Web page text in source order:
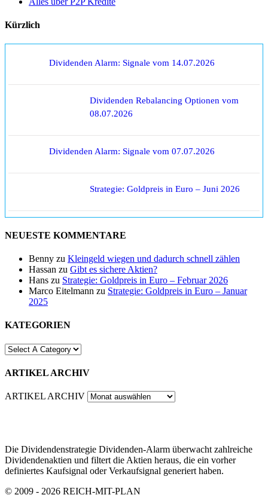
Kürzlich
Dividenden Alarm: Signale vom 14.07.2026
Dividenden Rebalancing Optionen vom
08.07.2026
Dividenden Alarm: Signale vom 07.07.2026
Strategie: Goldpreis in Euro – Juni 2026
NEUESTE KOMMENTARE
Benny zu Kleingeld wiegen und dadurch schnell zählen
Hassan zu Gibt es sichere Aktien?
Hans zu Strategie: Goldpreis in Euro – Februar 2026
Marco Eitelmann zu Strategie: Goldpreis in Euro – Januar
2025
KATEGORIEN
ARTIKEL ARCHIV
ARTIKEL ARCHIV
Die Dividendenstrategie Dividenden-Alarm überwacht zahlreiche
Dividendenaktien und filtert die Aktien heraus, die ein vorher
definiertes Kaufsignal oder Verkaufsignal generiert haben.
© 2009 - 2026 REICH-MIT-PLAN